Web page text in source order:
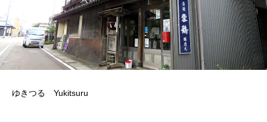
ゆきつる Yukitsuru